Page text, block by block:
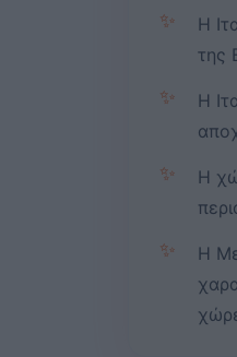
✨
Η
της
✨
Η
✨
Η
✨
Η